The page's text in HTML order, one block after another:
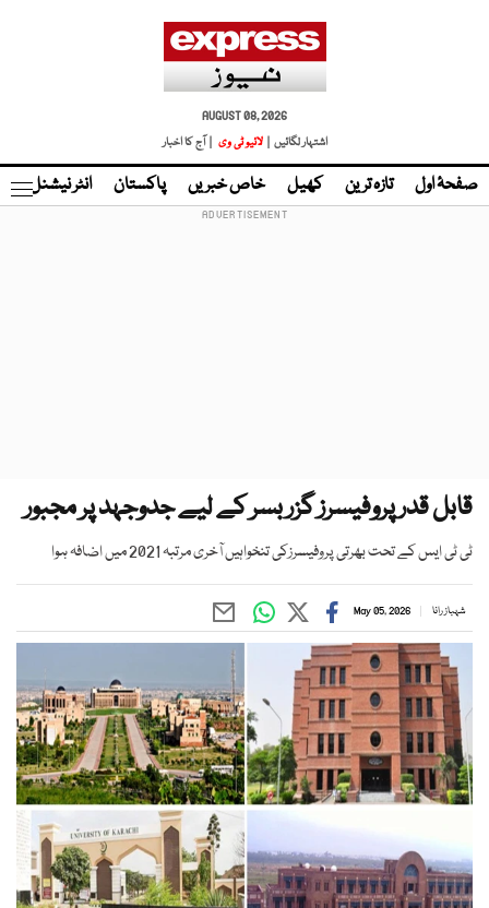
AUGUST 08, 2026
اشتہار لگائیں |
لائیو ٹی وی | آج کا اخبار
صفحۂ اول تازہ ترین کھیل خاص خبریں پاکستان انٹر نیشنل
قابل قدر پروفیسرز گزر بسر کے لیے جدوجہد پر مجبور
ٹی ٹی ایس کے تحت بھرتی پروفیسرزکی تنخواہیں آخری مرتبہ 2021 میں اضافہ ہوا
شہباز رانا May 05, 2026